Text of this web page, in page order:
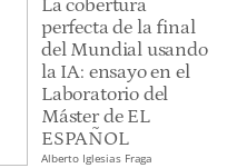
La cobertura
perfecta de la final
del Mundial usando
la IA: ensayo en el
Laboratorio del
Máster de EL
ESPAÑOL
Alberto Iglesias Fraga